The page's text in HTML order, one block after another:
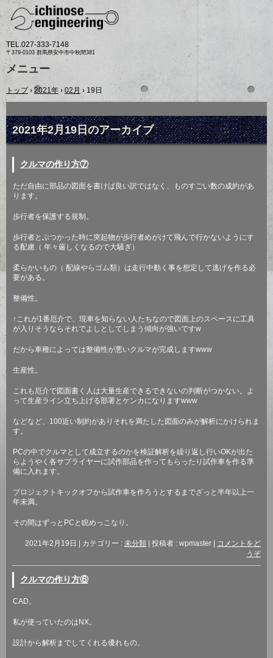
TEL.027-333-7148
〒379-0103 群馬県安中市中秋間381
メニュー
コ
ン
テ
ン
ツ
へ
ス
キ
トップ › 2021年 › 02月 › 19日
2021年2月19日のアーカイブ
クルマの作り方⑦
ただ自由に部品の図面を書けば良い訳ではなく、ものすごい数の成約があ
ります。
歩行者を保護する規制。
歩行者とぶつかった時に突起物が歩行者めがけて飛んで行かないようにす
る配慮（ 年々厳しくなるので大騒ぎ）
柔らかいもの（ 配線やらゴム類）は走行中動く事を想定して逃げを作る必
要がある。
整備性。
↑ これが1番厄介で、現車を知らない人たちなので図面上のスペースに工具
が入りそうならそれでよしとしてしまう傾向が強いですw
だから車種によっては整備性が悪いクルマが完成しますwww
生産性。
これも厄介で図面書く人は大量生産できるできないの判断がつかない。よ
って生産ライン立ち上げる部署とケンカになりますwww
などなど、 100近い制約がありそれを満たした図面のみが解析にかけられま
す。
PCの中でクルマとして成立するのかを検証解析を繰り返し行いOKが出た
らようやく各サプライヤーに試作部品を作ってもらったり試作車を作る準
備に入れます。
プロジェクトキックオフから試作車を作ろうとするまでざっと半年以上一
年未満。
その間はずっと PC と睨めっこなり。
2021年2月19日 | カテゴリー : 未分類 | 投稿者 : wpmaster | コメントをど
うぞ
クルマの作り方⑥
CAD 。
私が使っていたのはNX。
設計から解析までしてくれる優れもの。